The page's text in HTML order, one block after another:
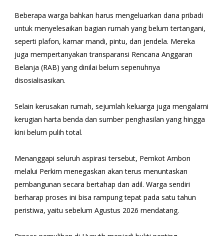
Beberapa warga bahkan harus mengeluarkan dana pribadi
untuk menyelesaikan bagian rumah yang belum tertangani,
seperti plafon, kamar mandi, pintu, dan jendela. Mereka
juga mempertanyakan transparansi Rencana Anggaran
Belanja (RAB) yang dinilai belum sepenuhnya
disosialisasikan.
Selain kerusakan rumah, sejumlah keluarga juga mengalami
kerugian harta benda dan sumber penghasilan yang hingga
kini belum pulih total.
Menanggapi seluruh aspirasi tersebut, Pemkot Ambon
melalui Perkim menegaskan akan terus menuntaskan
pembangunan secara bertahap dan adil. Warga sendiri
berharap proses ini bisa rampung tepat pada satu tahun
peristiwa, yaitu sebelum Agustus 2026 mendatang.